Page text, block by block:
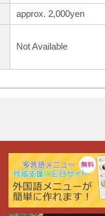
approx. 2,000yen
Not Available